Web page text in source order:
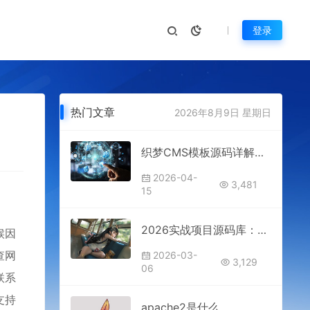
登录
因
网
系
持
热门文章 2026年8月9日 星期日
织梦CMS模板源码详解：新手也能上手的DedeCMS二次开发与建站指南
2026-04-
15
3,481
2026实战项目源码库：从入门到精通代码大全
2026-03-
06
3,129
apache2是什么